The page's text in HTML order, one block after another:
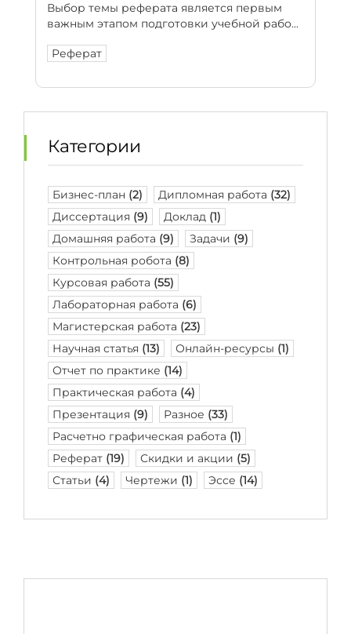
Выбор темы реферата является первым
важным этапом подготовки учебной рабо...
Реферат
Категории
Бизнес-план (2) Дипломная работа (32)
Диссертация (9) Доклад (1)
Домашняя работа (9) Задачи (9)
Контрольная робота (8)
Курсовая работа (55)
Лабораторная работа (6)
Магистерская работа (23)
Научная статья (13) Онлайн-ресурсы (1)
Отчет по практике (14)
Практическая работа (4)
Презентация (9) Разное (33)
Расчетно графическая работа (1)
Реферат (19) Скидки и акции (5)
Статьи (4) Чертежи (1) Эссе (14)